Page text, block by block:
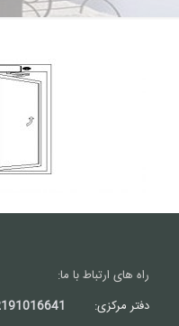
راه های ارتباط با ما:
دفتر مرکزی: